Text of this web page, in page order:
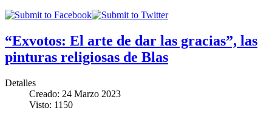
“Exvotos: El arte de dar las gracias”, las
pinturas religiosas de Blas
Detalles
Creado: 24 Marzo 2023
Visto: 1150